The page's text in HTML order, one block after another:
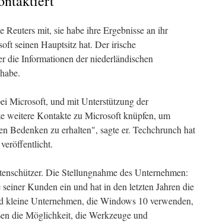
mit, sie habe ihre Ergebnisse an ihr
seinen Hauptsitz hat. Der irische
die Informationen der niederländischen
Microsoft, und mit Unterstützung der
weitere Kontakte zu Microsoft knüpfen, um
Bedenken zu erhalten", sagte er. Techchrunch hat
veröffentlicht.
Die Stellungnahme des Unternehmen:
Kunden ein und hat in den letzten Jahren die
Unternehmen, die Windows 10 verwenden,
die Möglichkeit, die Werkzeuge und